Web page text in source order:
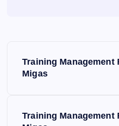
Training Management
Migas
Training Management